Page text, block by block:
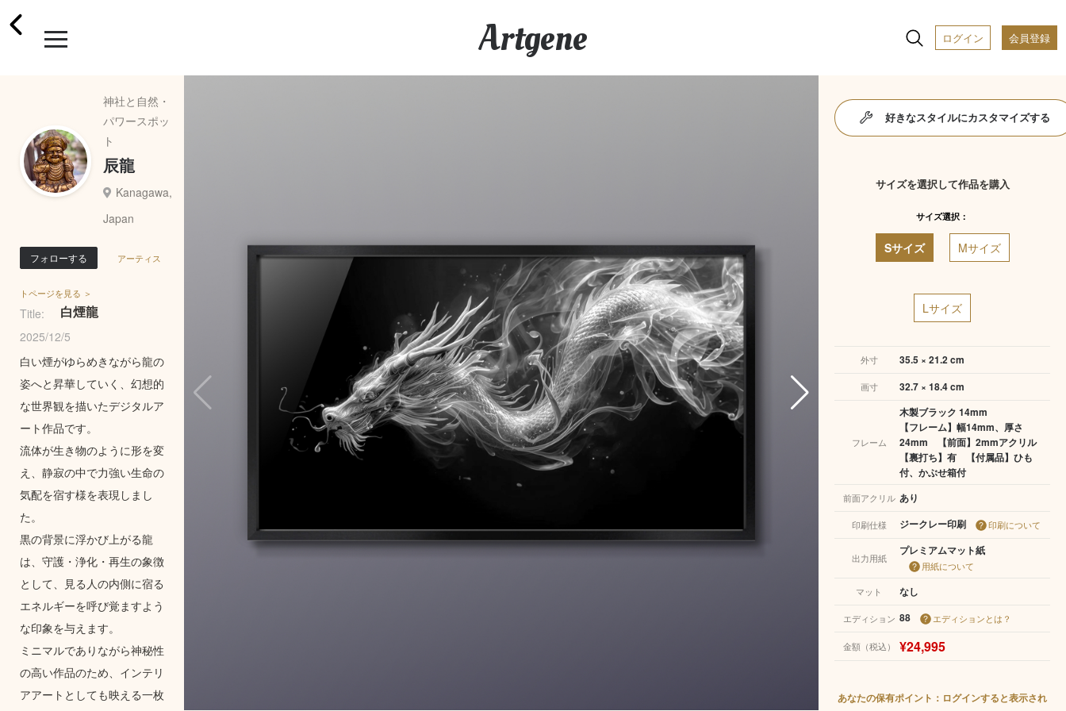
Artgene ログイン 会員登録
神社と自然・
パワースポッ
ト
辰龍
Kanagawa,
Japan
フォローする アーティス
トページを見る ＞
Title: 白煙龍
2025/12/5
白い煙がゆらめきながら龍の
姿へと昇華していく、幻想的
な世界観を描いたデジタルア
ート作品です。
流体が生き物のように形を変
え、静寂の中で力強い生命の
気配を宿す様を表現しまし
た。
黒の背景に浮かび上がる龍
は、守護・浄化・再生の象徴
として、見る人の内側に宿る
エネルギーを呼び覚ますよう
な印象を与えます。
ミニマルでありながら神秘性
の高い作品のため、インテリ
アアートとしても映える一枚
好きなスタイルにカスタマイズする
サイズを選択して作品を購入
サイズ選択：
Sサイズ Mサイズ
Lサイズ
外寸 35.5 × 21.2 cm
画寸 32.7 × 18.4 cm
フレーム
木製ブラック 14mm
【フレーム】幅14mm、厚さ
24mm 【前面】2mmアクリル
【裏打ち】有 【付属品】ひも
付、かぶせ箱付
前面アクリル あり
印刷仕様 ジークレー印刷 印刷について
出力用紙
プレミアムマット紙
用紙について
マット
なし
エディション 88 エディションとは？
金額（税込） ¥24,995
あなたの保有ポイント：ログインすると表示され